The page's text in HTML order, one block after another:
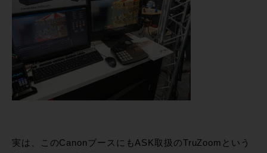
実は、このCanonブースにもASK取扱のTruZoomという